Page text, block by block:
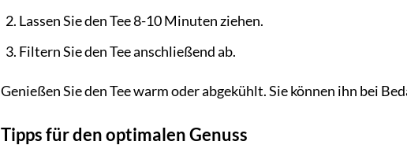
Lassen Sie den Tee 8-10 Minuten ziehen.
Filtern Sie den Tee anschließend ab.
Genießen Sie den Tee warm oder abgekühlt. Sie können ihn bei
Tipps für den optimalen Genuss